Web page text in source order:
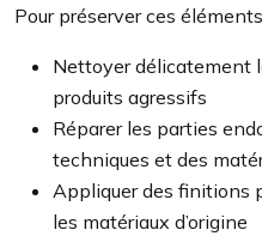
Pour préserver ces
Nettoyer délicatement
produits agressifs
Réparer les parties
techniques et des
Appliquer des finitions
les matériaux d’origine